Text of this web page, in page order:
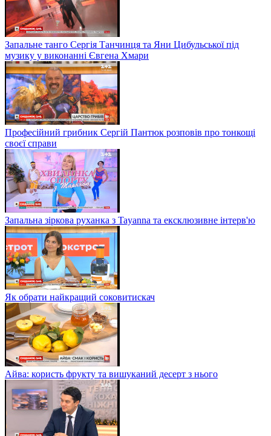
Запальне танго Сергія Танчинця та Яни Цибульської під
музику у виконанні Євгена Хмари
Професійний грибник Сергій Пантюк розповів про тонкощі
своєї справи
Запальна зіркова руханка з Tayanna та ексклюзивне інтерв'ю
Як обрати найкращий соковитискач
Айва: користь фрукту та вишуканий десерт з нього